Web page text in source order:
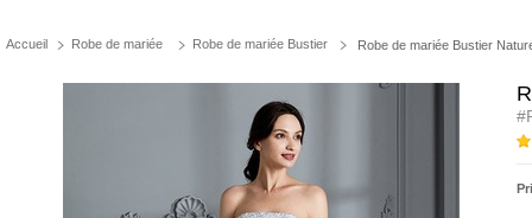
Accueil Robe de mariée Robe de mariée Bustier Robe de mariée Bustier